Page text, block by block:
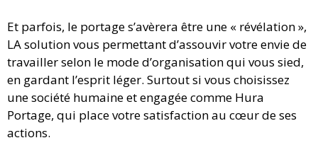
Et parfois, le portage s’avèrera être une « révélation »,
LA solution vous permettant d’assouvir votre envie de
travailler selon le mode d’organisation qui vous sied,
en gardant l’esprit léger. Surtout si vous choisissez
une société humaine et engagée comme Hura
Portage, qui place votre satisfaction au cœur de ses
actions.